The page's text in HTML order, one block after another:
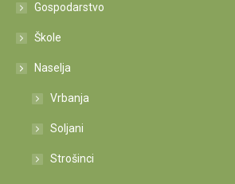
Gospodarstvo
Škole
Naselja
Vrbanja
Soljani
Strošinci